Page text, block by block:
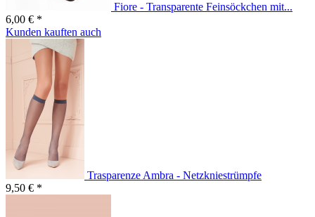
Fiore - Transparente Feinsöckchen mit...
6,00 € *
Kunden kauften auch
Trasparenze Ambra - Netzkniestrümpfe
9,50 € *